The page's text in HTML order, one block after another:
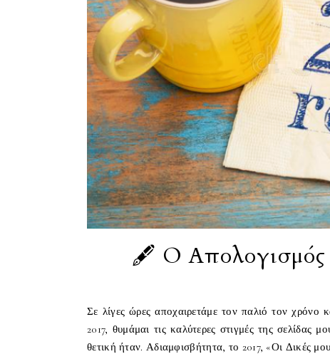
🖋 O Απολογισμός
Σε λίγες ώρες αποχαιρετάμε τον παλιό τον χρόνο
2017, θυμάμαι τις καλύτερες στιγμές της
θετική ήταν. Αδιαμφισβήτητα, το 2017, «Οι Δικές